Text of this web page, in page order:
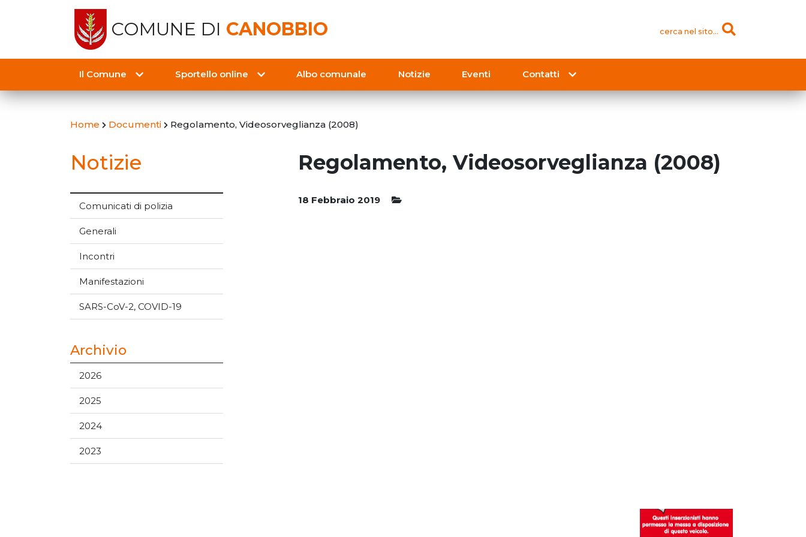
COMUNE DI CANOBBIO cerca nel sito...
Il Comune Sportello online Albo comunale Notizie Eventi Contatti
Home Documenti Regolamento, Videosorveglianza (2008)
Notizie
Comunicati di polizia
Generali
Incontri
Manifestazioni
SARS-CoV-2, COVID-19
Archivio
2026
2025
2024
2023
Regolamento, Videosorveglianza (2008)
18 Febbraio 2019